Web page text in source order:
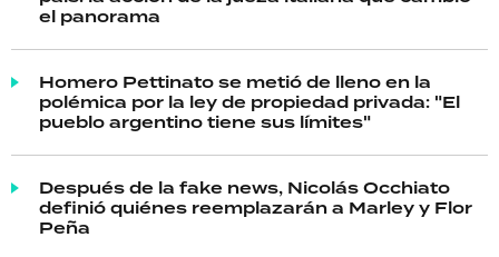
el panorama
Homero Pettinato se metió de lleno en la
polémica por la ley de propiedad privada: "El
pueblo argentino tiene sus límites"
Después de la fake news, Nicolás Occhiato
definió quiénes reemplazarán a Marley y Flor
Peña